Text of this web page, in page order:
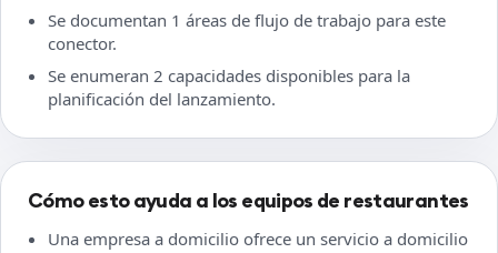
Se documentan 1 áreas de flujo de trabajo para este
conector.
Se enumeran 2 capacidades disponibles para la
planificación del lanzamiento.
Cómo esto ayuda a los equipos de restaurantes
Una empresa a domicilio ofrece un servicio a domicilio